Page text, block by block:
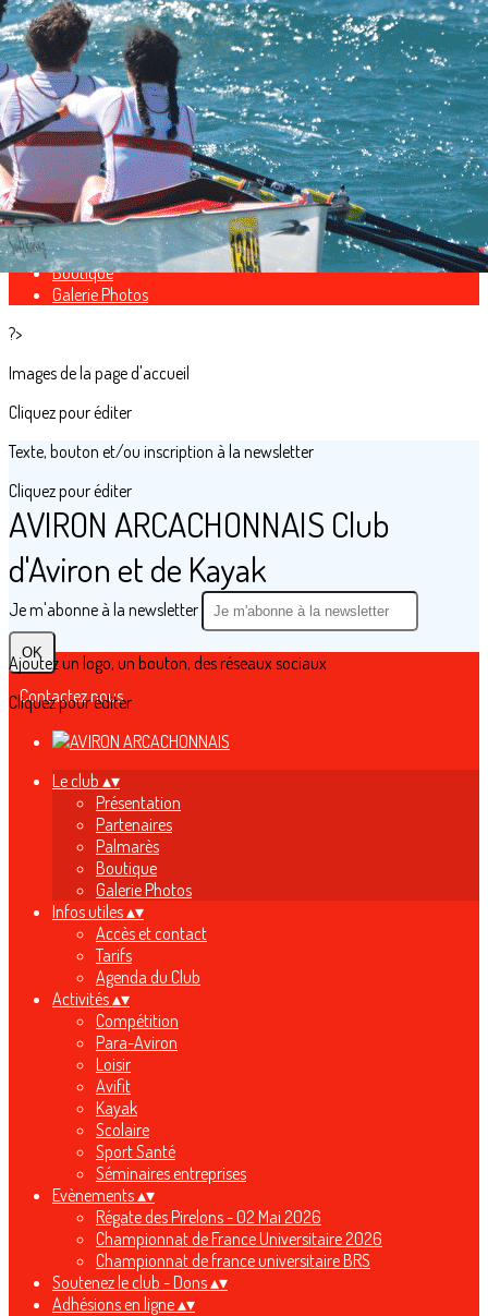
Exporter les lignes sélectionnées
Exporter toutes les colonnes
Exporter uniquement les colonnes affichées
Menu
<
>
Présentation
Partenaires
Palmarès
Boutique
Galerie Photos
?>
Images de la page d'accueil
Cliquez pour éditer
Texte, bouton et/ou inscription à la newsletter
Cliquez pour éditer
AVIRON ARCACHONNAIS Club
d'Aviron et de Kayak
Je m'abonne à la newsletter
OK
Contactez nous
Ajoutez un logo, un bouton, des réseaux sociaux
Cliquez pour éditer
Le club ▴▾
Présentation
Partenaires
Palmarès
Boutique
Galerie Photos
Infos utiles▴▾
Accès et contact
Tarifs
Agenda du Club
Activités▴▾
Compétition
Para-Aviron
Loisir
Avifit
Kayak
Scolaire
Sport Santé
Séminaires entreprises
Evènements▴▾
Régate des Pirelons - 02 Mai 2026
Championnat de France Universitaire 2026
Championnat de france universitaire BRS
Soutenez le club - Dons▴▾
Adhésions en ligne▴▾